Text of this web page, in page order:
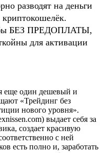
разводят на деньги
криптокошелёк.
БЕЗ ПРЕДОПЛАТЫ,
для активации
еще один дешевый и
«Трейдинг без
нового уровня».
выдает себя за
создает красивую
с ней
есть полно и, заработать